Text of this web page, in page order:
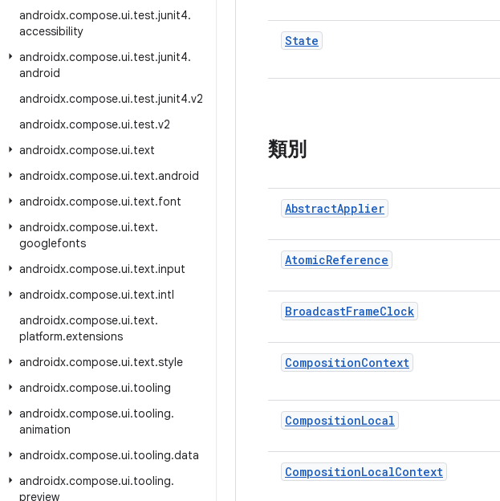
androidx.compose.ui.test.junit4.
accessibility
androidx.compose.ui.test.junit4.
android
androidx.compose.ui.test.junit4.v2
androidx.compose.ui.test.v2
androidx.compose.ui.text
androidx.compose.ui.text.android
androidx.compose.ui.text.font
androidx.compose.ui.text.
googlefonts
androidx.compose.ui.text.input
androidx.compose.ui.text.intl
androidx.compose.ui.text.
platform.extensions
androidx.compose.ui.text.style
androidx.compose.ui.tooling
androidx.compose.ui.tooling.
animation
androidx.compose.ui.tooling.data
androidx.compose.ui.tooling.
preview
State
類別
AbstractApplier
AtomicReference
BroadcastFrameClock
CompositionContext
CompositionLocal
CompositionLocalContext